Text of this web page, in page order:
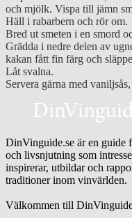
och mjölk. Vispa till jämn
Häll i rabarbern och rör om.
Bred ut smeten i en smord
Grädda i nedre delen av
kakan fått fin färg och
Låt svalna.
Servera gärna med
DinVinguide.se är en guide
och livsnjutning som
inspirerar, utbildar och
traditioner inom vinvärlden.
Välkommen till